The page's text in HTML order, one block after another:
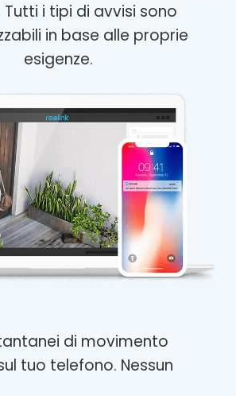
Tutti i tipi di avvisi sono
in base alle proprie
esigenze.
di movimento
tuo telefono. Nessun